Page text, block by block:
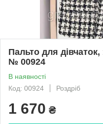
Пальто для
№ 00924
В наявності
Код: 00924
Роздріб
1 670 ₴